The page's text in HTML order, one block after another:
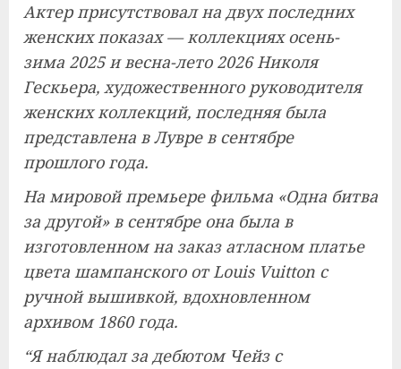
Актер присутствовал на двух последних
женских показах — коллекциях осень-
зима 2025 и весна-лето 2026 Николя
Гескьера, художественного руководителя
женских коллекций, последняя была
представлена ​​в Лувре в сентябре
прошлого года.
На мировой премьере фильма «Одна битва
за другой» в сентябре она была в
изготовленном на заказ атласном платье
цвета шампанского от Louis Vuitton с
ручной вышивкой, вдохновленном
архивом 1860 года.
“Я наблюдал за дебютом Чейз с